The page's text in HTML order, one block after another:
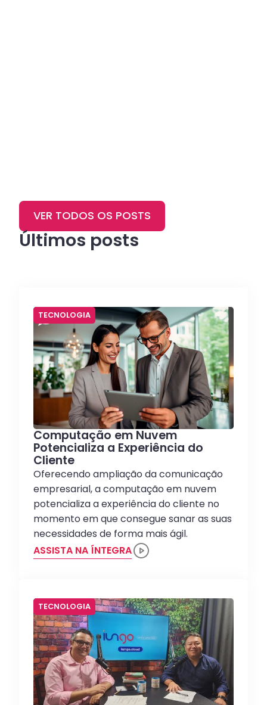
Últimos posts
VER TODOS OS POSTS
TECNOLOGIA
Computação em Nuvem
Potencializa a Experiência do
Cliente
Oferecendo ampliação da comunicação
empresarial, a computação em nuvem
potencializa a experiência do cliente no
momento em que consegue sanar as suas
necessidades de forma mais ágil.
ASSISTA NA ÍNTEGRA
TECNOLOGIA